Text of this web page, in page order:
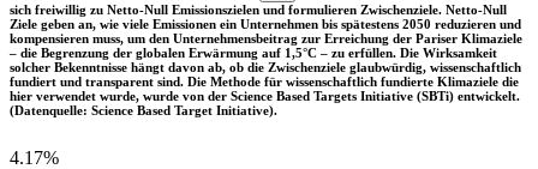
sich freiwillig zu Netto-Null Emissionszielen und formulieren Zwischenziele. Netto-Null
Ziele geben an, wie viele Emissionen ein Unternehmen bis spätestens 2050 reduzieren und
kompensieren muss, um den Unternehmensbeitrag zur Erreichung der Pariser Klimaziele
– die Begrenzung der globalen Erwärmung auf 1,5°C – zu erfüllen. Die Wirksamkeit
solcher Bekenntnisse hängt davon ab, ob die Zwischenziele glaubwürdig, wissenschaftlich
fundiert und transparent sind. Die Methode für wissenschaftlich fundierte Klimaziele die
hier verwendet wurde, wurde von der Science Based Targets Initiative (SBTi) entwickelt.
(Datenquelle: Science Based Target Initiative).
4.17%